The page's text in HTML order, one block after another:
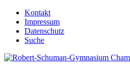
Kontakt
Impressum
Datenschutz
Suche